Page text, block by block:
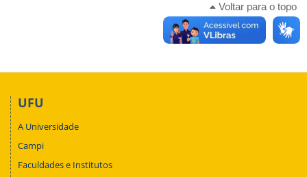
Voltar para o topo
UFU
A Universidade
Campi
Faculdades e Institutos